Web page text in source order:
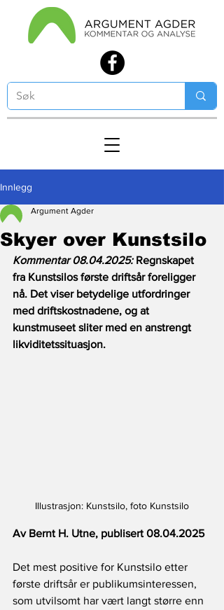
Innlegg
Skyer over Kunstsilo
Argument Agder
Kommentar 08.04.2025: Regnskapet
fra Kunstsilos første driftsår foreligger
nå. Det viser betydelige utfordringer
med driftskostnadene, og at
kunstmuseet sliter med en anstrengt
likviditetssituasjon.
Illustrasjon: Kunstsilo, foto Kunstsilo
Av Bernt H. Utne, publisert 08.04.2025
Det mest positive for Kunstsilo etter
første driftsår er publikumsinteressen,
som utvilsomt har vært langt større enn